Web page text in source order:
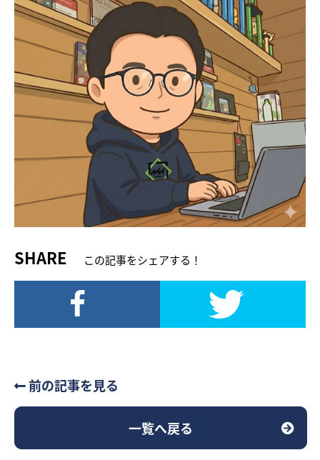
SHARE この記事をシェアする！
前の記事を見る
一覧へ戻る